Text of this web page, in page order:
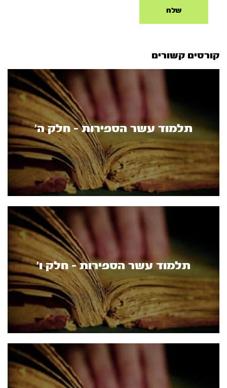
קורסים קשורים
תלמוד עשר הספירות - חלק ה’
תלמוד עשר הספירות - חלק ו’